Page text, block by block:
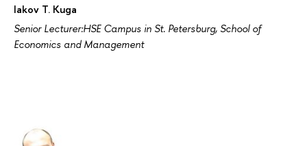
Iakov T. Kuga
Senior Lecturer:HSE Campus in St. Petersburg, School of
Economics and Management